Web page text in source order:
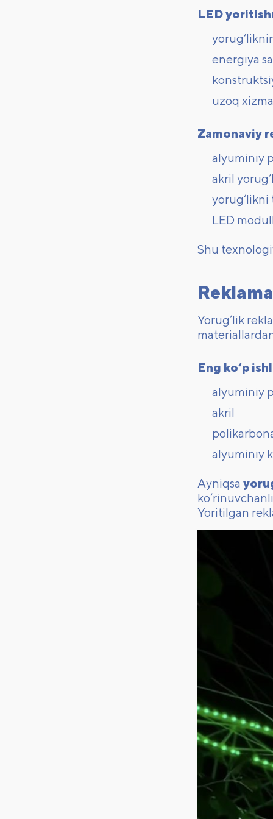
LED
energiya
uzoq
Zamonaviy
alyuminiy
akril
LED
Shu
Yorug‘lik
Eng ko‘p
alyuminiy
akril
alyuminiy
Ayniqsa
Yoritilgan